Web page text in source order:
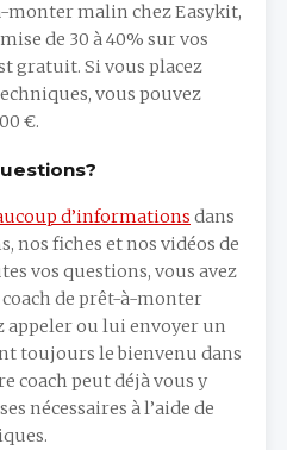
monter malin chez Easykit,
de 30 à 40% sur vos
gratuit. Si vous placez
vous pouvez
€.
d’informations dans
nos fiches et nos vidéos de
vos questions, vous avez
de prêt-à-monter
appeler ou lui envoyer un
toujours le bienvenu dans
coach peut déjà vous y
nécessaires à l’aide de